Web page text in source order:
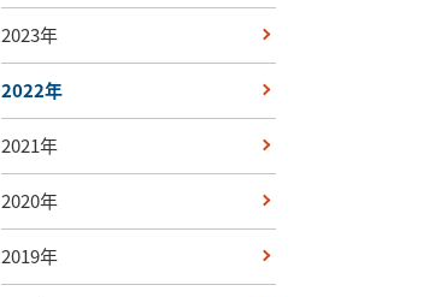
2023年
2022年
2021年
2020年
2019年